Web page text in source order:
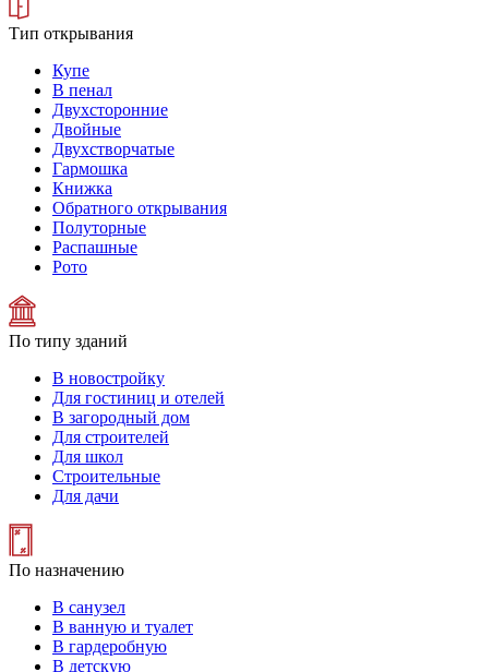
Тип открывания
Купе
В пенал
Двухсторонние
Двойные
Двухстворчатые
Гармошка
Книжка
Обратного открывания
Полуторные
Распашные
Рото
По типу зданий
В новостройку
Для гостиниц и отелей
В загородный дом
Для строителей
Для школ
Строительные
Для дачи
По назначению
В санузел
В ванную и туалет
В гардеробную
В детскую